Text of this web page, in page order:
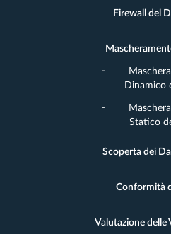
Firewall del
Dinamico
Statico
Scoperta dei
Conformità
Valutazione delle